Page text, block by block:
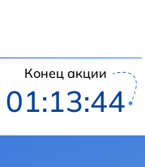
Конец акции
01:13:43